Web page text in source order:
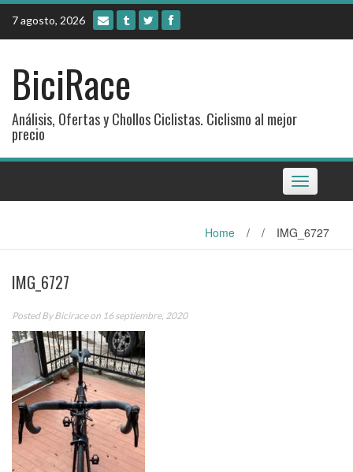
Skip
content
7 agosto, 2026
BiciRace
Análisis, Ofertas y Chollos Ciclistas. Ciclismo al mejor
precio
Toggle
navigation
Home / / IMG_6727
IMG_6727
Posted ByBiciraceon 16 septiembre, 2020